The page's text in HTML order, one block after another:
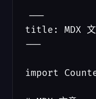
---
title: MDX 文
---
import